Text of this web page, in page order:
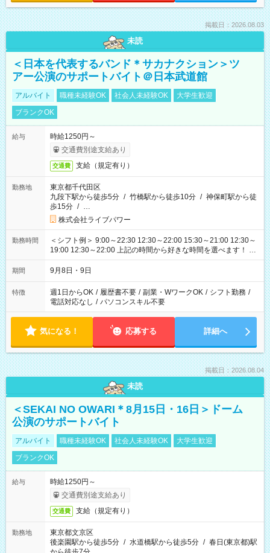
掲載日：2026.08.03
未読
＜日本を代表するバンド＊サカナクション＞ツ
アー公演のサポートバイト＠日本武道館
アルバイト 職種未経験OK 社会人未経験OK
大学生歓迎
ブランクOK
給与
時給1250円～
交通費別途支給あり
交通費 支給（規定有り）
勤務地
東京都千代田区
九段下駅から徒歩5分 / 竹橋駅から徒歩10分 / 神保町駅から徒
歩15分 / …
株式会社ライブパワー
勤務時間
＜シフト例＞ 9:00～22:30 12:30～22:00 15:30～21:00 12:30～
19:00 12:30～22:00 上記の時間から好きな時間を選べます！ ※
時間は変更となる可能性があります
期間 9月8日・9日
特徴 週1日からOK / 履歴書不要 / 副業・WワークOK / シフト勤務 /
電話対応なし / パソコンスキル不要
気になる！ 応募する 詳細へ
掲載日：2026.08.04
未読
＜SEKAI NO OWARI＊8月15日・16日＞ドーム
公演のサポートバイト
アルバイト 職種未経験OK 社会人未経験OK
大学生歓迎
ブランクOK
給与
時給1250円～
交通費別途支給あり
交通費 支給（規定有り）
勤務地
東京都文京区
後楽園駅から徒歩5分 / 水道橋駅から徒歩5分 / 春日(東京都)駅